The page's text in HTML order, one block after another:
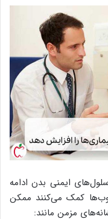
ایمنی بدن ادامه
کمک می‌کنند ممکن
مزمن مانند: